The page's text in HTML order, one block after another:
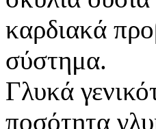
καρδιακά
σύστημα.
Γλυκά
ποσότητα